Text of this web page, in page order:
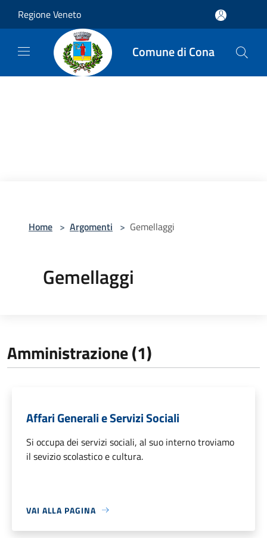
Regione Veneto
Comune di Cona
Home > Argomenti > Gemellaggi
Gemellaggi
Amministrazione (1)
Affari Generali e Servizi Sociali
Si occupa dei servizi sociali, al suo interno troviamo
il sevizio scolastico e cultura.
VAI ALLA PAGINA